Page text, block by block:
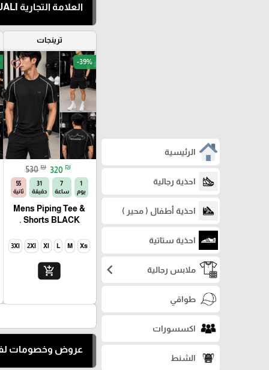
الرئيسية
احذية رجالية
احذية أطفال ( محير )
احذية ستاتية
ملابس رجالية chevron_left
طواقي
اكسسورات
الشنط
العلامة التجارية TRESQUALI
ترينجات
favorite_border -39%
530 ₪ 320 ₪
1
يوم
7
ساعة
31
دقيقة
54
ثانية
Mens Piping Tee &
Shorts BLACK .
Xs
M
L
Xl
2Xl
3Xl
add_shopping_cart
عروض وخصومات